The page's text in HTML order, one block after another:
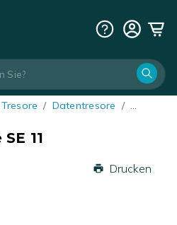
/ Datentresore / …
11
Drucken